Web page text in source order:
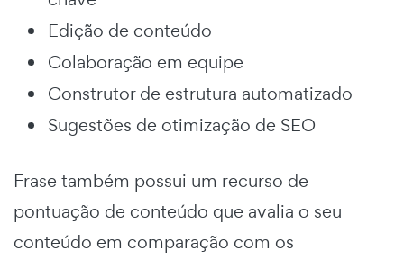
Edição de conteúdo
Colaboração em equipe
Construtor de estrutura automatizado
Sugestões de otimização de SEO
Frase também possui um recurso de
pontuação de conteúdo que avalia o seu
conteúdo em comparação com os